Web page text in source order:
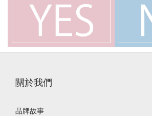
關於我們
品牌故事